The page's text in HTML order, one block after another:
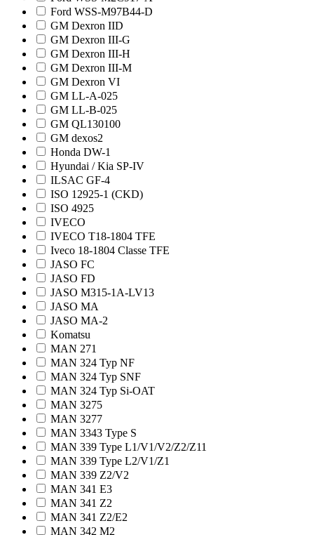
Ford WSS-M97B44-D
GM Dexron IID
GM Dexron III-G
GM Dexron III-H
GM Dexron III-M
GM Dexron VI
GM LL-A-025
GM LL-B-025
GM QL130100
GM dexos2
Honda DW-1
Hyundai / Kia SP-IV
ILSAC GF-4
ISO 12925-1 (CKD)
ISO 4925
IVECO
IVECO T18-1804 TFE
Iveco 18-1804 Classe TFE
JASO FC
JASO FD
JASO M315-1A-LV13
JASO MA
JASO MA-2
Komatsu
MAN 271
MAN 324 Typ NF
MAN 324 Typ SNF
MAN 324 Typ Si-OAT
MAN 3275
MAN 3277
MAN 3343 Type S
MAN 339 Type L1/V1/V2/Z2/Z11
MAN 339 Type L2/V1/Z1
MAN 339 Z2/V2
MAN 341 E3
MAN 341 Z2
MAN 341 Z2/E2
MAN 342 M2